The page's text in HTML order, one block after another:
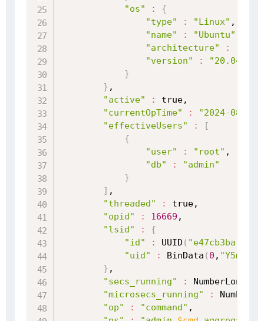
"os"
:
{
"type"
: "Linux" ,
"name"
: "Ubuntu"
"architecture"
:
"version"
:
"20.04"
}
} ,
"active"
:
true,
"currentOpTime"
:
"2024-08-
"effectiveUsers"
:
[
{
"user"
: "root" ,
"db"
:
"admin"
}
] ,
"threaded"
:
true,
"opid"
: 16669 ,
"lsid"
:
{
"id"
: UUID ( "e47cb3ba-
"uid"
: BinData ( 0 ,
} ,
"secs_running"
: NumberLong
"microsecs_running"
:
"op"
: "command" ,